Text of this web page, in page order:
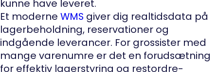
kunne have leveret.
Et moderne WMS giver dig realtidsdata på
lagerbeholdning, reservationer og
indgående leverancer. For grossister med
mange varenumre er det en forudsætning
for effektiv lagerstyring og restordre-